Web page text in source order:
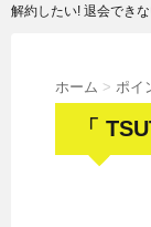
解約したい! 退会でき
ホーム > ポイ
「